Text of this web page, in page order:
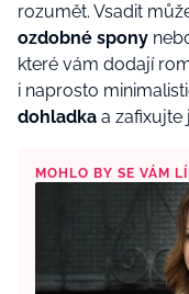
rozumět. Vsadit
ozdobné spony
které vám dodají
i naprosto
dohladka a zafixujte
MOHLO BY SE VÁM